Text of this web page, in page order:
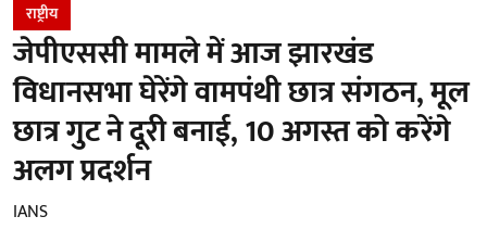
राष्ट्रीय
जेपीएससी मामले में आज झारखंड
विधानसभा घेरेंगे वामपंथी छात्र संगठन, मूल
छात्र गुट ने दूरी बनाई, 10 अगस्त को करेंगे
अलग प्रदर्शन
IANS